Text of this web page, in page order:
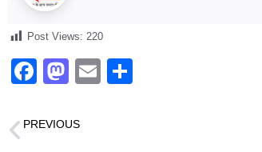
Post Views: 220
F
c
M
st
E
PREVIOUS